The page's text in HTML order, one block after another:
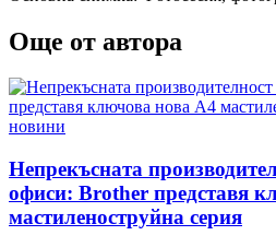
Още от автора
Posted
новини
Непрекъсната
офиси: Brother представя
мастиленоструйна серия